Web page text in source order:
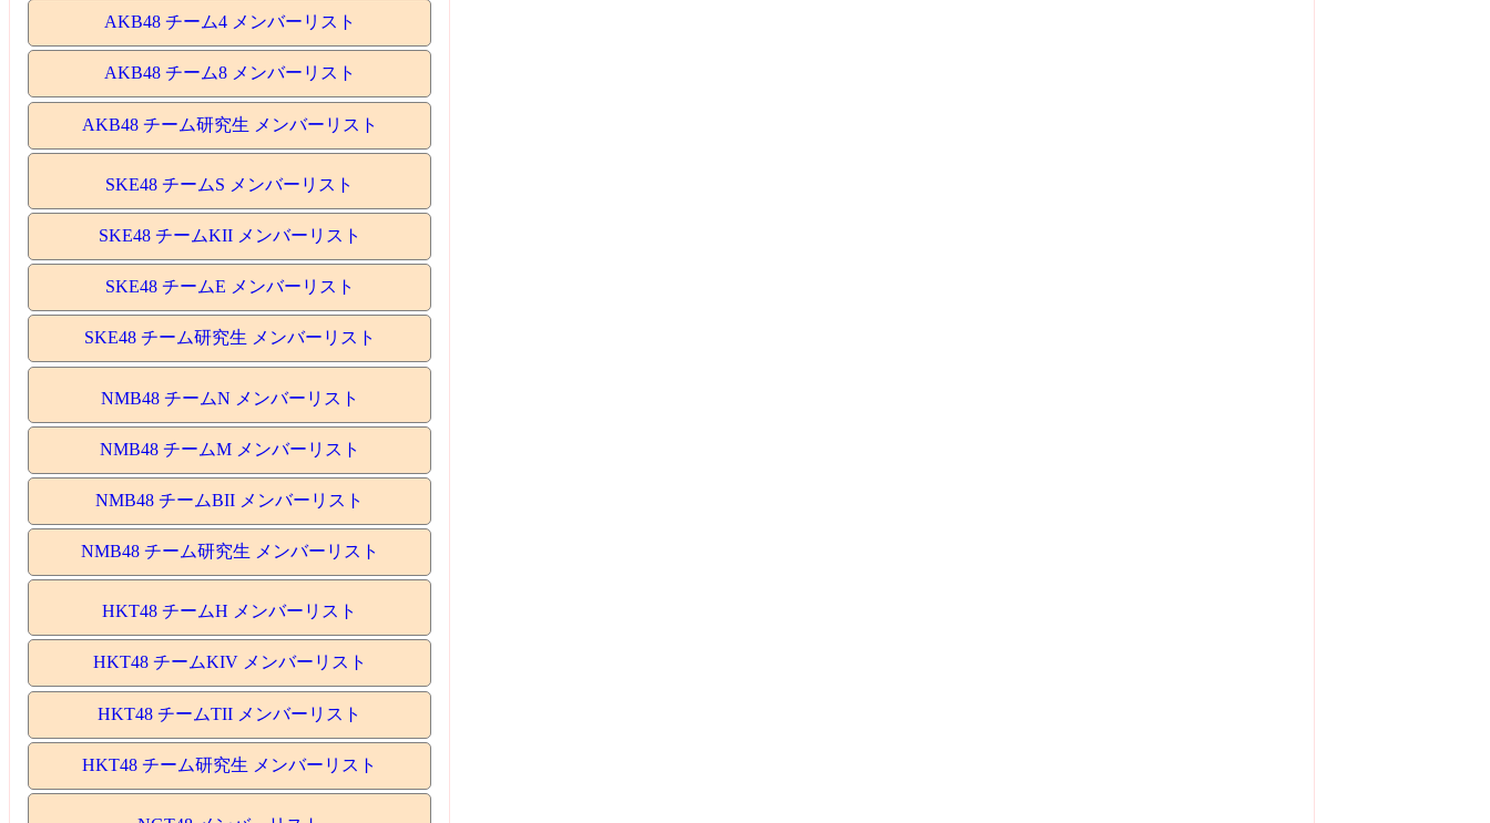
AKB48 チーム4 メンバーリスト
AKB48 チーム8 メンバーリスト
AKB48 チーム研究生 メンバーリスト
SKE48 チームS メンバーリスト
SKE48 チームKII メンバーリスト
SKE48 チームE メンバーリスト
SKE48 チーム研究生 メンバーリスト
NMB48 チームN メンバーリスト
NMB48 チームM メンバーリスト
NMB48 チームBII メンバーリスト
NMB48 チーム研究生 メンバーリスト
HKT48 チームH メンバーリスト
HKT48 チームKIV メンバーリスト
HKT48 チームTII メンバーリスト
HKT48 チーム研究生 メンバーリスト